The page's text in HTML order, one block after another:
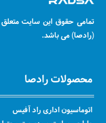
تمامی حقوق این سایت
(رادصا) می باشد.
محصولات رادصا
اتوماسیون اداری راد آفیس